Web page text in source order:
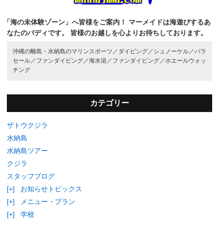
「海の未体験ゾーン」へ皆様をご案内！
マーメイドは海遊びするあ
なたのバディです。
皆様のお越しを心よりお待ちしております。
沖縄の離島・水納島のマリンスポーツ／ ダイビング／ シュノーケル／ パラ
セール／ ファンダイビング／海水浴／ ファンダイビング／ ホエールウォッ
チング
カテゴリー
ザトウクジラ
水納島
水納島ツアー
クジラ
スタッフブログ
[+]
お知らせトピックス
[+]
メニュー・プラン
[+]
学校